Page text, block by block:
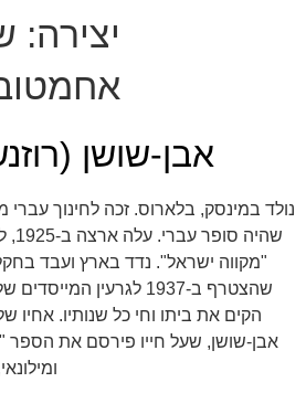
יצירה:
אבן-שושן
נולד במינסק, בלארוס. זכה לחינוך עברי
"מקווה ישראל". נדד בארץ ועבד
שהצטרף ב-1937 לגרעין
הקים את ביתו וחי כל שנותיו. אחיו
אבן-שושן, שעל חייו פירסם את